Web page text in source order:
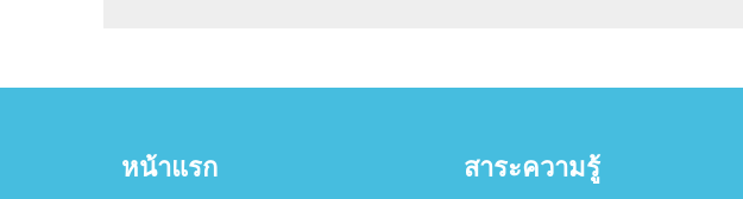
หน้าแรก สาระความรู้